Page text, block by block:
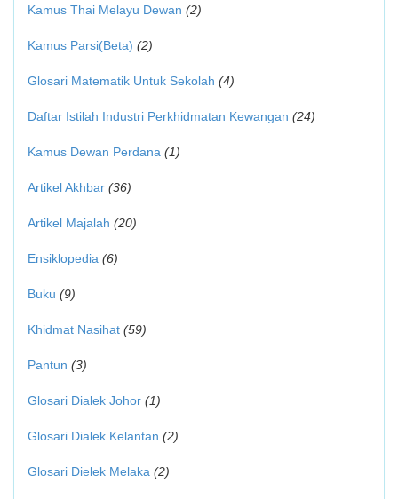
Kamus Thai Melayu Dewan (2)
Kamus Parsi(Beta) (2)
Glosari Matematik Untuk Sekolah (4)
Daftar Istilah Industri Perkhidmatan Kewangan (24)
Kamus Dewan Perdana (1)
Artikel Akhbar (36)
Artikel Majalah (20)
Ensiklopedia (6)
Buku (9)
Khidmat Nasihat (59)
Pantun (3)
Glosari Dialek Johor (1)
Glosari Dialek Kelantan (2)
Glosari Dielek Melaka (2)